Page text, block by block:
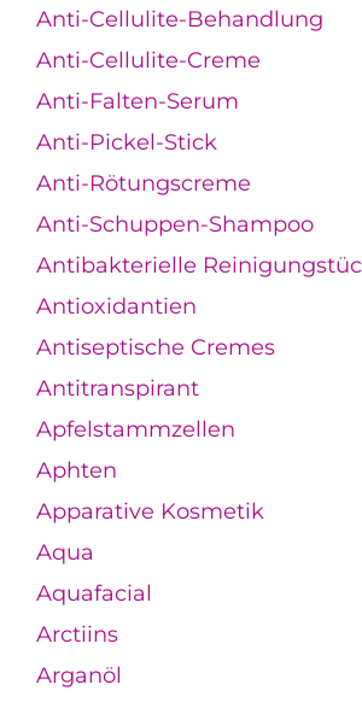
Anti-Cellulite-Behandlung
Anti-Cellulite-Creme
Anti-Falten-Serum
Anti-Pickel-Stick
Anti-Rötungscreme
Anti-Schuppen-Shampoo
Antibakterielle
Antioxidantien
Antiseptische Cremes
Antitranspirant
Apfelstammzellen
Aphten
Apparative Kosmetik
Aqua
Aquafacial
Arctiins
Arganöl